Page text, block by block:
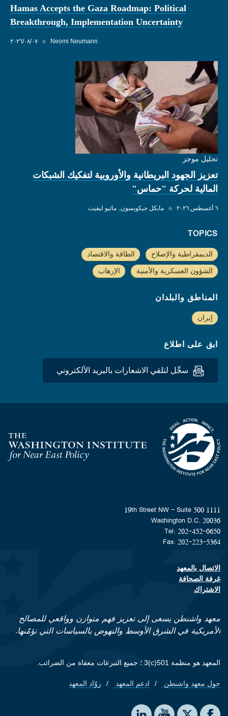
Hamas Accepts the Gaza Roadmap: Political
Breakthrough, Implementation Uncertainty
٠٧‏/٠٨‏/٢٠٢٦ ◆ Neomi Neumann
تحليل موجز
تعزيز الجهود البريطانية والأوروبية لتفكيك الشبكات
المالية لحركة "حماس"
٦ أغسطس ٢٠٢٦ ◆ مايكل جيكوبسون ماثيو ليفيت
TOPICS
الديمقراطية والإصلاح الطاقة والاقتصاد
الشؤون العسكرية والأمنية الإرهاب
المناطق والبلدان
إيران
ابق على اطلاع
سجِّل لتلقي الاشعارات بالبريد الألكتروني
Homepage
1111 19th Street NW - Suite 500
Washington D.C. 20036
Tel: 202-452-0650
Fax: 202-223-5364
Footer contact links
الاتصال بالمعهد
غرفة الصحافة
الاشتراك
معهد واشنطن يسعى إلى تعزيز فهم متوازن وواقعي للمصالح
الأمريكية في الشرق الأوسط والنهوض بالسياسات التي تؤمّنها.
المعهد هو منظمة 501(c)3 ؛ جميع التبرعات معفاة من الضرائب.
Footer quick links
حول معهد واشنطن ادعم المعهد روّاد المعهد
Social media